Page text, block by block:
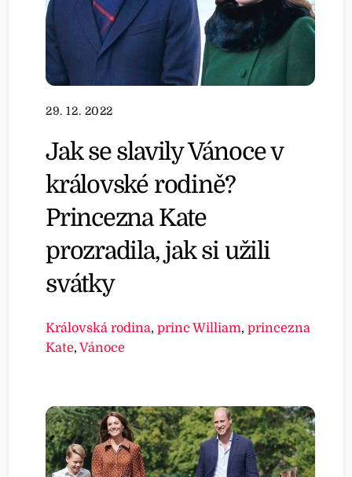
29. 12. 2022
Jak se slavily Vánoce v
královské rodině?
Princezna Kate
prozradila, jak si užili
svátky
Královská rodina,princ William,princezna
Kate,Vánoce